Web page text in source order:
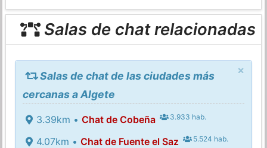
Salas de chat relacionadas
×
Salas de chat de las ciudades más
cercanas a Algete
3.39km • Chat de Cobeña 3.933 hab.
4.07km • Chat de Fuente el Saz 5.524 hab.